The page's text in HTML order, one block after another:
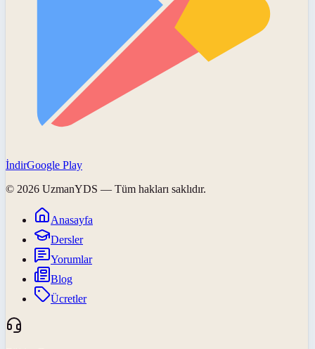
İndirGoogle Play
© 2026 UzmanYDS — Tüm hakları saklıdır.
Anasayfa
Dersler
Yorumlar
Blog
Ücretler